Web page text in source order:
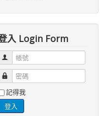
入 Login Form
帳號
密碼
記得我
登入